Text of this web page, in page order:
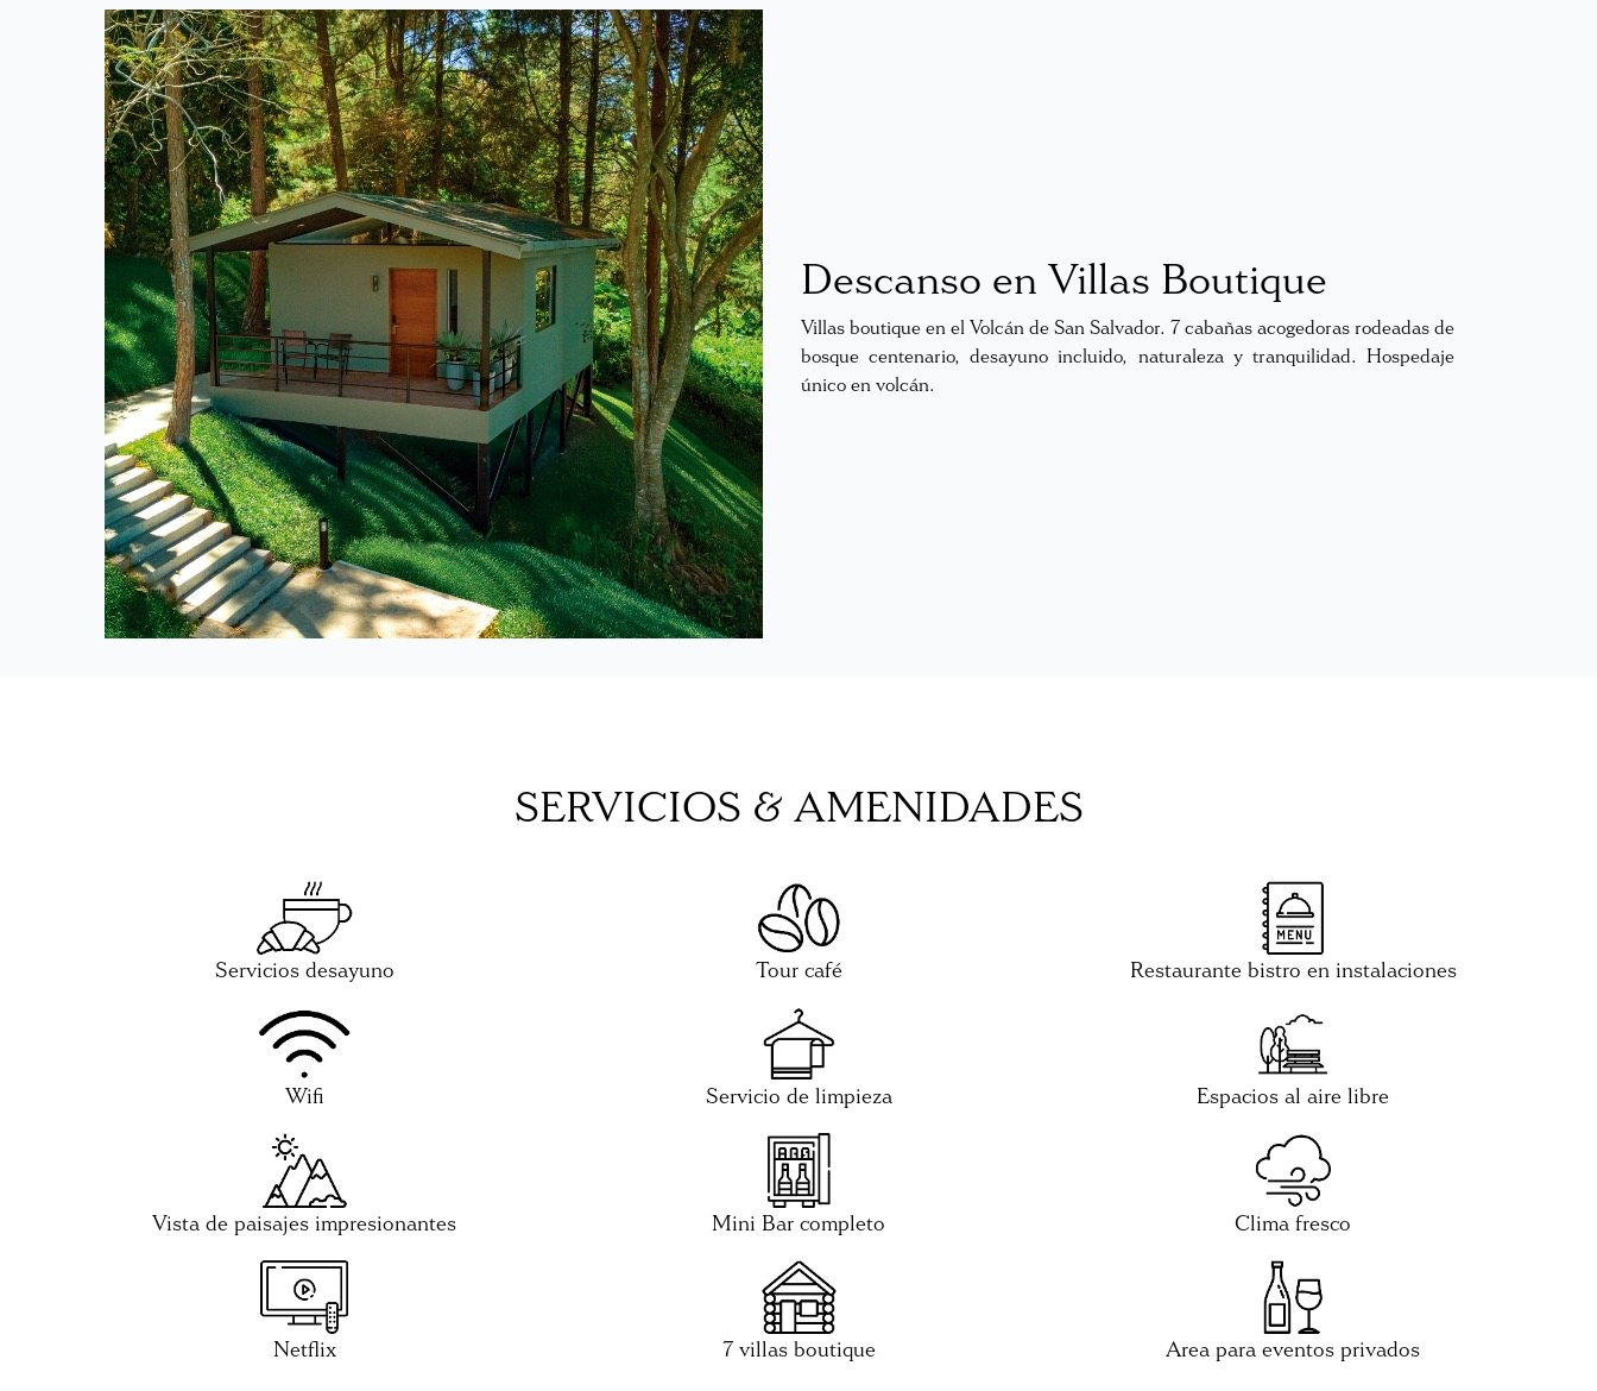
Descanso en Villas Boutique
Villas boutique en el Volcán de San Salvador. 7 cabañas acogedoras rodeadas de
bosque centenario, desayuno incluido, naturaleza y tranquilidad. Hospedaje
único en volcán.
SERVICIOS & AMENIDADES
Servicios desayuno Tour café Restaurante bistro en instalaciones
Wifi Servicio de limpieza Espacios al aire libre
Vista de paisajes impresionantes Mini Bar completo Clima fresco
Netflix 7 villas boutique Area para eventos privados